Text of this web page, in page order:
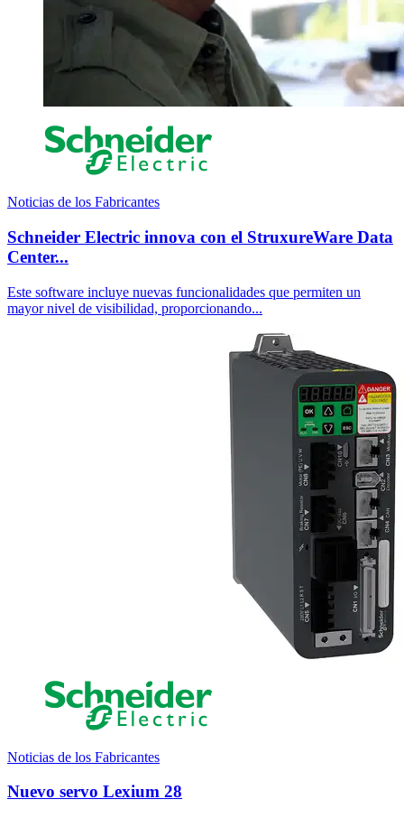
Noticias de los Fabricantes
Schneider Electric innova con el StruxureWare Data
Center...
Este software incluye nuevas funcionalidades que permiten un
mayor nivel de visibilidad, proporcionando...
Noticias de los Fabricantes
Nuevo servo Lexium 28